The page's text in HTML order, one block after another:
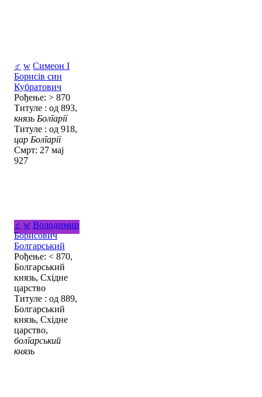
♂ w Симеон I
Борисів син
Кубратович
Рођење: > 870
Титуле : од 893,
князь Болгарії
Титуле : од 918,
цар Болгарії
Смрт: 27 мај
927
♂ w Володимир
Борисович
Болгарський
Рођење: < 870,
Болгарський
князь, Східне
царство
Титуле : од 889,
Болгарський
князь, Східне
царство,
болгарський
князь